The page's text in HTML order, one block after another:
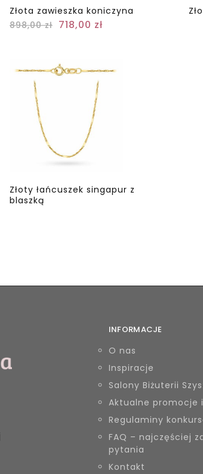
Złota zawieszka koniczyna
898,00zł 718,00 zł
Złoty łańcuszek singapur z
blaszką
INFORMACJE
O nas
Inspiracje
Salony Biżuterii
Aktualne promocje
Regulaminy
FAQ – najczęściej
pytania
Kontakt